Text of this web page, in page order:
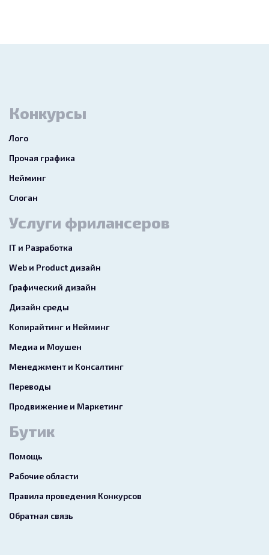
Конкурсы
Лого
Прочая графика
Нейминг
Слоган
Услуги фрилансеров
IT и Разработка
Web и Product дизайн
Графический дизайн
Дизайн среды
Копирайтинг и Нейминг
Медиа и Моушен
Менеджмент и Консалтинг
Переводы
Продвижение и Маркетинг
Бутик
Помощь
Рабочие области
Правила проведения Конкурсов
Обратная связь